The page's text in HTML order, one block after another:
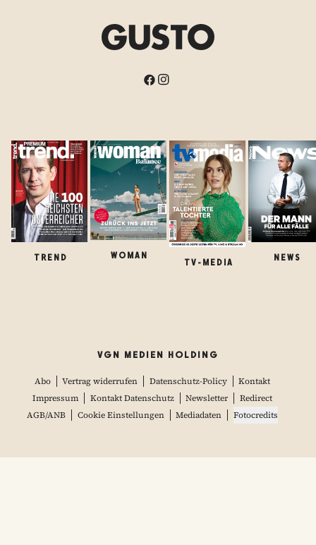
TREND WOMAN
TV-MEDIA
NEWS
VGN MEDIEN HOLDING
Abo Vertrag widerrufen Datenschutz-Policy
Kontakt
Impressum
Kontakt Datenschutz Newsletter
Redirect
AGB/ANB
Cookie Einstellungen Mediadaten Fotocredits